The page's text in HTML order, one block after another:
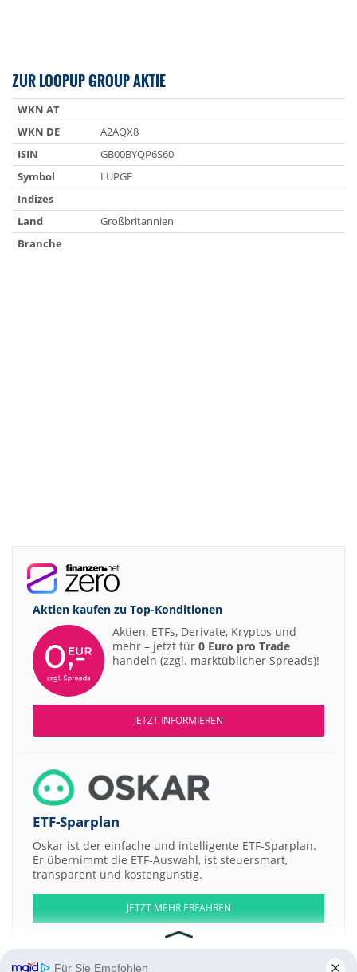
ZUR LOOPUP GROUP AKTIE
WKN AT
WKN DE
A2AQX8
ISIN
GB00BYQP6S60
Symbol
LUPGF
Indizes
Land
Großbritannien
Branche
Aktien kaufen zu Top-Konditionen
Aktien, ETFs, Derivate, Kryptos und
mehr – jetzt für 0 Euro pro Trade
handeln (zzgl. marktüblicher Spreads)!
JETZT INFORMIEREN
ETF-Sparplan
Oskar ist der einfache und intelligente ETF-Sparplan.
Er übernimmt die ETF-Auswahl, ist steuersmart,
transparent und kostengünstig.
JETZT MEHR ERFAHREN
Für Sie Empfohlen